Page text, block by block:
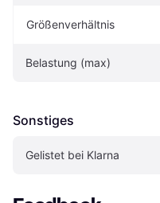
Größenverhältnis
Belastung (max)
Sonstiges
Gelistet bei Klarna